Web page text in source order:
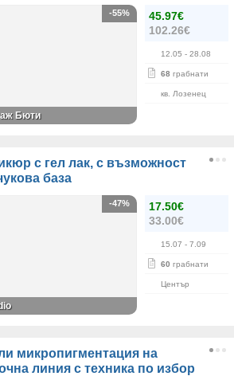
45.97€
102.26€
12.05 - 28.08
68 грабнати
кв. Лозенец
-55%
Бюти
с гел лак, с възможност
база
17.50€
33.00€
15.07 - 7.09
60 грабнати
Център
-47%
микропигментация на
линия с техника по избор